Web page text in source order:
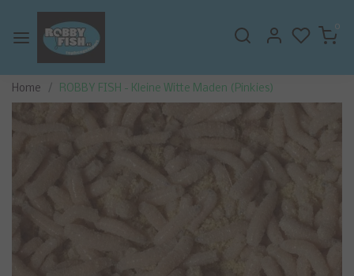
0
Home ROBBY FISH - Kleine Witte Maden (Pinkies)